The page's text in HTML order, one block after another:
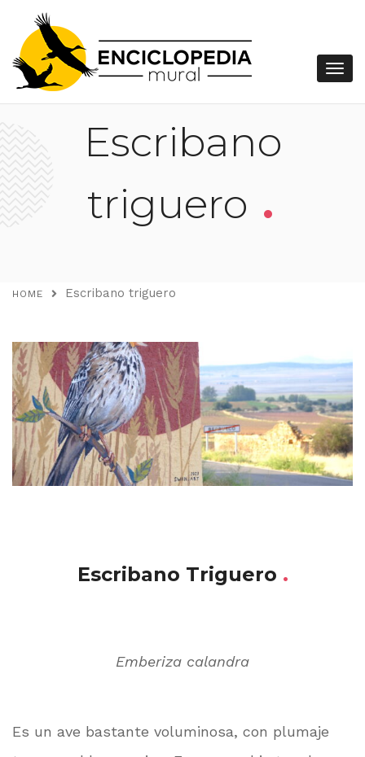
Escribano
triguero .
HOME Escribano triguero
Escribano Triguero .
Emberiza calandra
Es un ave bastante voluminosa, con plumaje